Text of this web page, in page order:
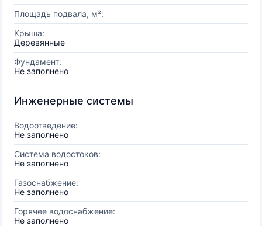
Площадь подвала, м²:
Крыша:
Деревянные
Фундамент:
Не заполнено
Инженерные системы
Водоотведение:
Не заполнено
Система водостоков:
Не заполнено
Газоснабжение:
Не заполнено
Горячее водоснабжение:
Не заполнено